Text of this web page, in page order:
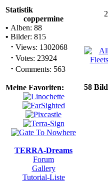
Statistik
coppermine
• Alben: 88
• Bilder: 815
· Views: 1302068
· Votes: 23924
· Comments: 563
Meine Favoriten:
TERRA-Dreams
Forum
Gallery
Tutorial-Liste
58